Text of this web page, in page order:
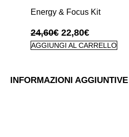
Energy & Focus Kit
24,60€ 22,80€
AGGIUNGI AL CARRELLO
INFORMAZIONI AGGIUNTIVE